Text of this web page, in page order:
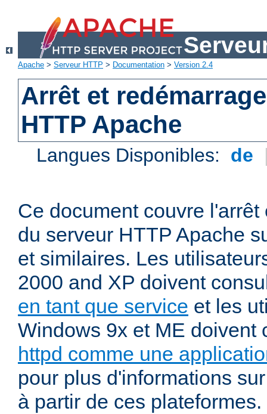
Apache > Serveur HTTP > Documentation > Version 2.4
Arrêt et
HTTP Apache
Langues Disponibles: de
Ce document couvre
du serveur HTTP Apache
et similaires. Les
2000 and XP doivent
en tant que service et les
Windows 9x et ME doivent
httpd comme une
pour plus d'informations
à partir de ces plateformes.